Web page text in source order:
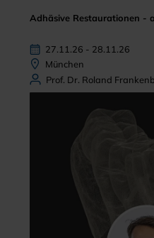
Adhäsive Restaurationen -
27.11.26 - 28.11.26
München
Prof. Dr. Roland